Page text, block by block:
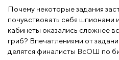
Почему некоторые задания
почувствовать себя шпионами
кабинеты оказались сложнее
гриб? Впечатлениями от
делятся финалисты ВсОШ по